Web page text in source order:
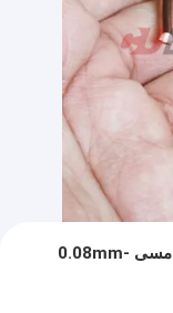
ASTM B197 C172 سیم پیچ سیم بریلیوم مسی 0.08mm-